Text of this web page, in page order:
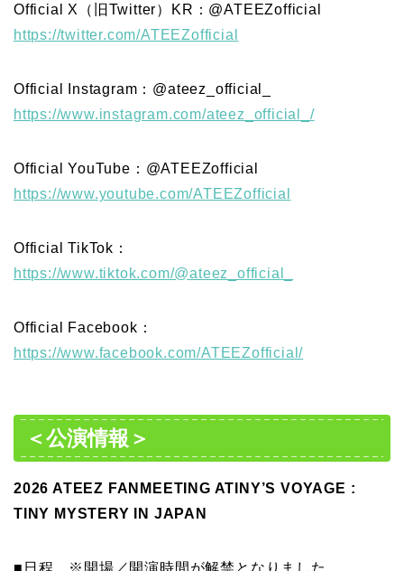
Official X（旧Twitter）KR：@ATEEZofficial
https://twitter.com/ATEEZofficial
Official Instagram：@ateez_official_
https://www.instagram.com/ateez_official_/
Official YouTube：@ATEEZofficial
https://www.youtube.com/ATEEZofficial
Official TikTok：
https://www.tiktok.com/@ateez_official_
Official Facebook：
https://www.facebook.com/ATEEZofficial/
＜公演情報＞
2026 ATEEZ FANMEETING ATINY’S VOYAGE :
TINY MYSTERY IN JAPAN
■日程 ※開場／開演時間が解禁となりました